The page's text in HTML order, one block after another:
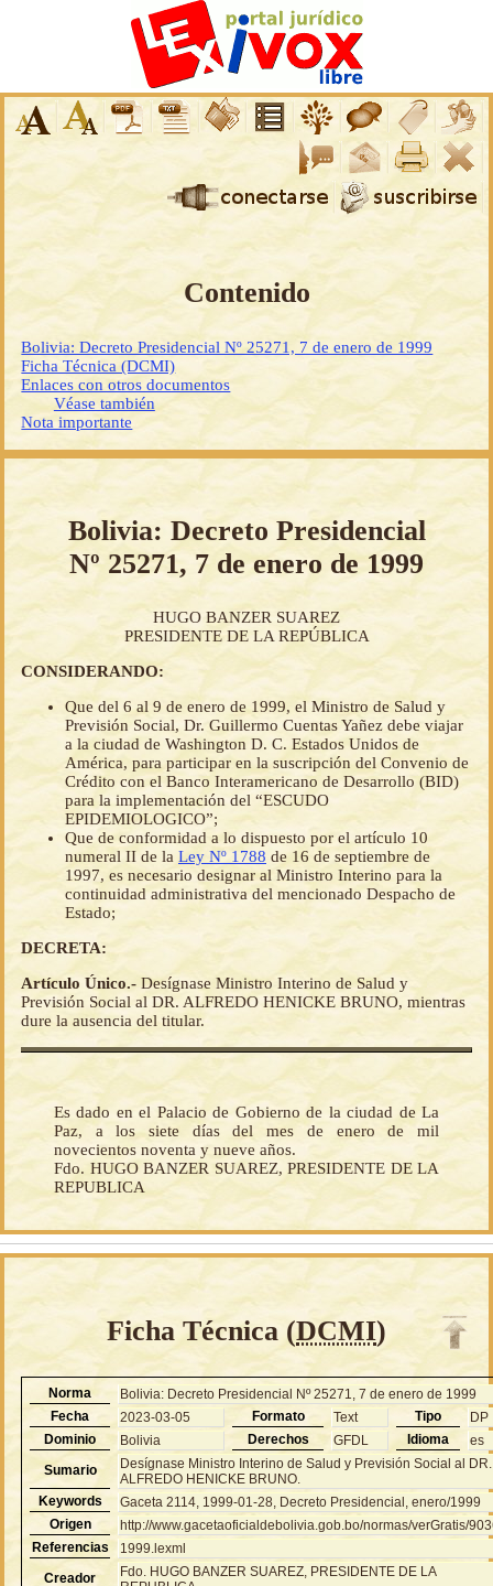
Contenido
Bolivia: Decreto Presidencial Nº 25271, 7 de enero de 1999
Ficha Técnica (DCMI)
Enlaces con otros documentos
Véase también
Nota importante
Bolivia: Decreto Presidencial
Nº 25271, 7 de enero de 1999
HUGO BANZER SUAREZ
PRESIDENTE DE LA REPÚBLICA
CONSIDERANDO:
Que del 6 al 9 de enero de 1999, el Ministro de Salud y
Previsión Social, Dr. Guillermo Cuentas Yañez debe viajar
a la ciudad de Washington D. C. Estados Unidos de
América, para participar en la suscripción del Convenio de
Crédito con el Banco Interamericano de Desarrollo (BID)
para la implementación del “ESCUDO
EPIDEMIOLOGICO”;
Que de conformidad a lo dispuesto por el artículo 10
numeral II de la Ley Nº 1788 de 16 de septiembre de
1997, es necesario designar al Ministro Interino para la
continuidad administrativa del mencionado Despacho de
Estado;
DECRETA:
Artículo Único.- Desígnase Ministro Interino de Salud y
Previsión Social al DR. ALFREDO HENICKE BRUNO, mientras
dure la ausencia del titular.
Es dado en el Palacio de Gobierno de la ciudad de La
Paz, a los siete días del mes de enero de mil
novecientos noventa y nueve años.
Fdo. HUGO BANZER SUAREZ, PRESIDENTE DE LA
REPUBLICA
Ficha Técnica (DCMI)
Norma
Bolivia: Decreto Presidencial Nº 25271, 7 de enero de 1999
Fecha
2023-03-05 Formato Text Tipo
DP
Dominio
Bolivia Derechos GFDL Idioma
es
Sumario
Desígnase Ministro Interino de Salud y Previsión Social al DR.
ALFREDO HENICKE BRUNO.
Keywords
Gaceta 2114, 1999-01-28, Decreto Presidencial, enero/1999
Origen
http://www.gacetaoficialdebolivia.gob.bo/normas/verGratis/
Referencias
1999.lexml
Creador
Fdo. HUGO BANZER SUAREZ, PRESIDENTE DE LA